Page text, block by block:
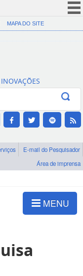
(COVID-19)
Canais
MAPA DO SITE
E-mail do Pesquisador
Área de imprensa
MENU